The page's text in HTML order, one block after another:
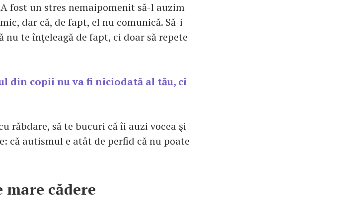
fost un stres nemaipomenit să-l auzim
dar că, de fapt, el nu comunică. Să-i
nu te înţeleagă de fapt, ci doar să repete
din copii nu va fi niciodată al tău, ci
răbdare, să te bucuri că îi auzi vocea şi
că autismul e atât de perfid că nu poate
cădere